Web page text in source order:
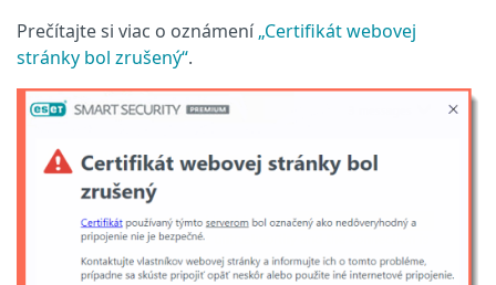
Prečítajte si viac o oznámení „Certifikát webovej
stránky bol zrušený“.